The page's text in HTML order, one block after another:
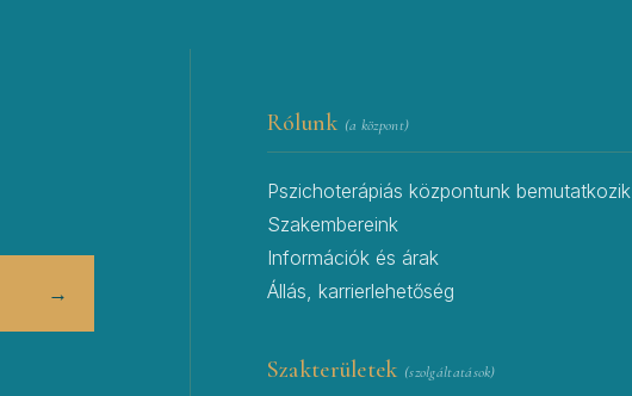
→
Rólunk (a központ)
Pszichoterápiás központunk bemutatkozik
Szakembereink
Információk és árak
Állás, karrierlehetőség
Szakterületek (szolgáltatások)